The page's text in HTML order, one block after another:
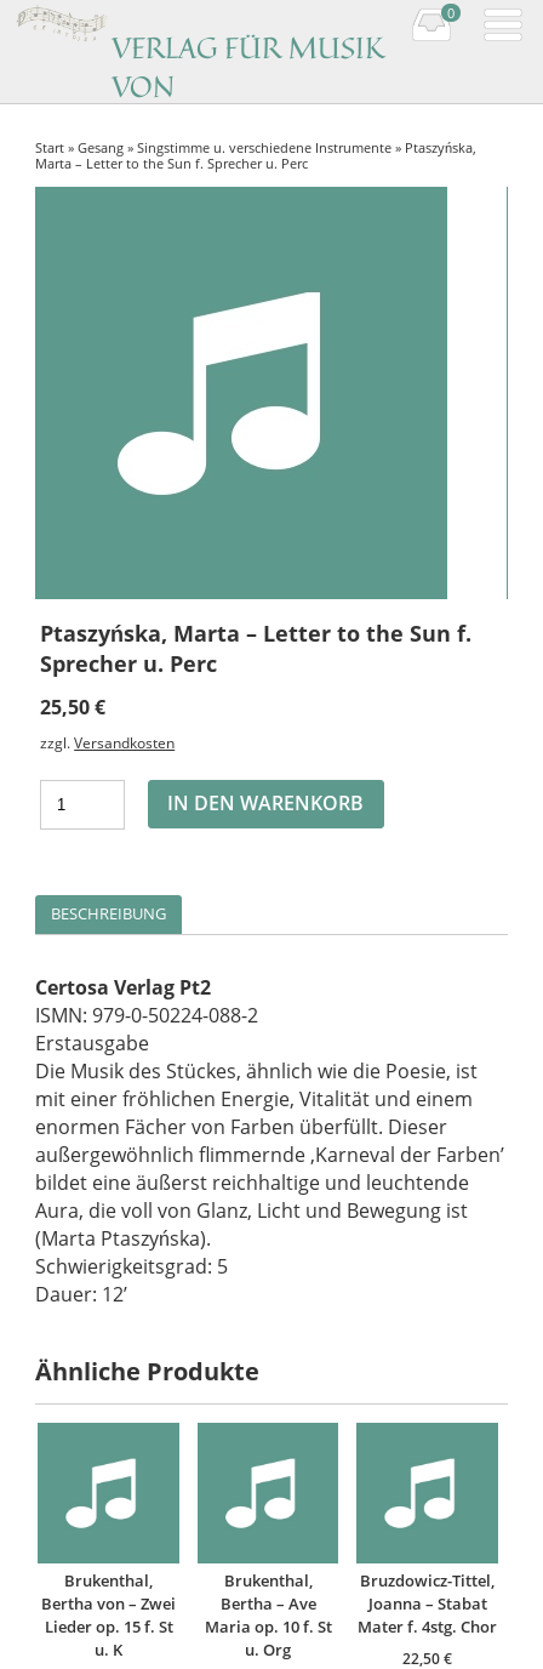
VERLAG FÜR MUSIK
VON
Music by women composers
0
Start »Gesang »Singstimme u. verschiedene Instrumente » Ptaszyńska,
Marta – Letter to the Sun f. Sprecher u. Perc
Ptaszyńska, Marta – Letter to the Sun f.
Sprecher u. Perc
25,50€
zzgl.Versandkosten
IN DEN WARENKORB
BESCHREIBUNG
Certosa Verlag Pt2
ISMN: 979-0-50224-088-2
Erstausgabe
Die Musik des Stückes, ähnlich wie die Poesie, ist
mit einer fröhlichen Energie, Vitalität und einem
enormen Fächer von Farben überfüllt. Dieser
außergewöhnlich flimmernde ‚Karneval der Farben’
bildet eine äußerst reichhaltige und leuchtende
Aura, die voll von Glanz, Licht und Bewegung ist
(Marta Ptaszyńska).
Schwierigkeitsgrad: 5
Dauer: 12’
Ähnliche Produkte
Brukenthal,
Bertha von – Zwei
Lieder op. 15 f. St
u. K
Brukenthal,
Bertha – Ave
Maria op. 10 f. St
u. Org
Bruzdowicz-Tittel,
Joanna – Stabat
Mater f. 4stg. Chor
22,50€